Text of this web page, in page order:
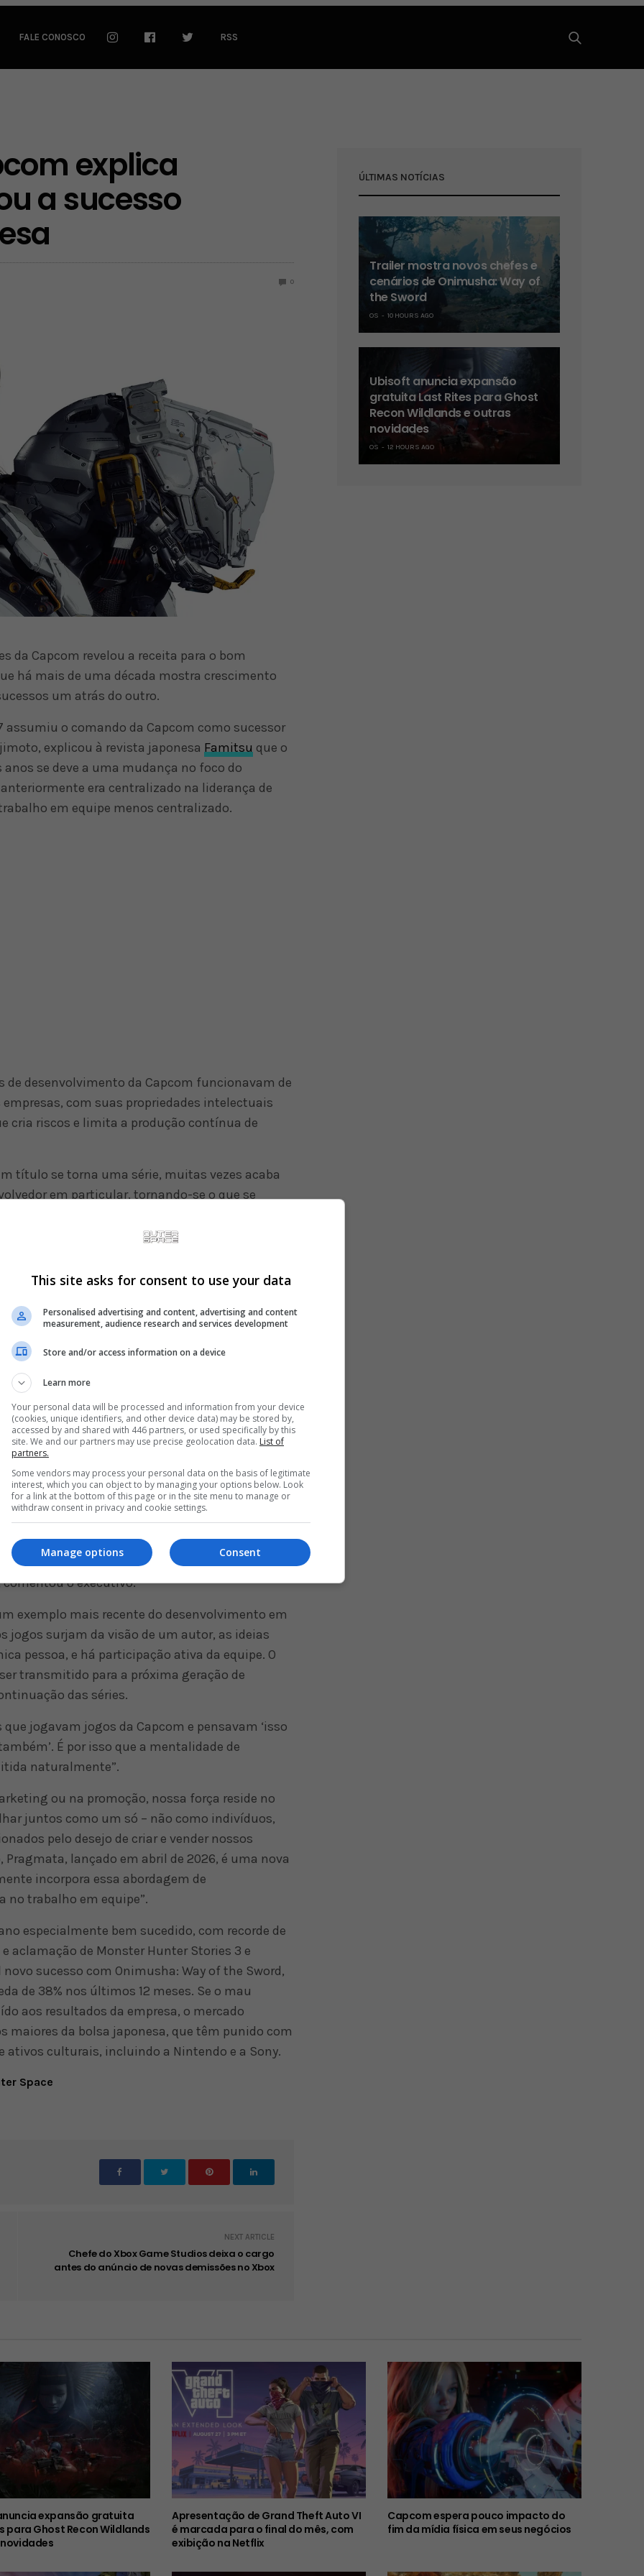
FALE CONOSCO RSS
explica
a sucesso
0
da Capcom revelou a receita para o bom
há mais de uma década mostra crescimento
um atrás do outro.
assumiu o comando da Capcom como sucessor
explicou à revista japonesa Famitsu que o
se deve a uma mudança no foco do
era centralizado na liderança de
em equipe menos centralizado.
de desenvolvimento da Capcom funcionavam de
com suas propriedades intelectuais
cria riscos e limita a produção contínua de
título se torna uma série, muitas vezes acaba
em particular, tornando-se o que se
Tsujimoto. “Se essa pessoa não fizer um
A direção da série fica atrelada às ideias de um
para privilegiar o enriquecimento do
um catalizador importante: o início da
na bolsa de valores de Tóquio em 2000.
centrais por trás de cada franquia e, por fim,
essa abordagem”, explicou Tsujimoto. “O
a ideia de que cada título deveria ser
uma empresa mais atraente para
que havia o risco de queda nas vendas dos
que coincidiu com a geração do
as vendas caíssem temporariamente como
de desenvolvimento de jogos em equipe, a
o executivo.
exemplo mais recente do desenvolvimento em
jogos surjam da visão de um autor, as ideias
pessoa, e há participação ativa da equipe. O
transmitido para a próxima geração de
das séries.
jogavam jogos da Capcom e pensavam ‘isso
É por isso que a mentalidade de
naturalmente”.
ou na promoção, nossa força reside no
juntos como um só – não como indivíduos,
pelo desejo de criar e vender nossos
Pragmata, lançado em abril de 2026, é uma nova
incorpora essa abordagem de
no trabalho em equipe”.
especialmente bem sucedido, com recorde de
aclamação de Monster Hunter Stories 3 e
sucesso com Onimusha: Way of the Sword,
de 38% nos últimos 12 meses. Se o mau
aos resultados da empresa, o mercado
maiores da bolsa japonesa, que têm punido com
ativos culturais, incluindo a Nintendo e a Sony.
Space
NEXT ARTICLE
Chefe do Xbox Game Studios deixa o cargo
antes do anúncio de novas demissões no Xbox
ÚLTIMAS NOTÍCIAS
Trailer mostra novos chefes e
cenários de Onimusha: Way of
the Sword
OS 10 HOURS AGO
Ubisoft anuncia expansão
gratuita Last Rites para Ghost
Recon Wildlands e outras
novidades
OS 12 HOURS AGO
expansão gratuita
para Ghost Recon Wildlands
Apresentação de Grand Theft Auto VI
é marcada para o final do mês, com
exibição na Netflix
Capcom espera pouco impacto do
fim da mídia física em seus negócios
This site asks for consent to use your data
Personalised advertising and content, advertising and content
measurement, audience research and services development
Store and/or access information on a device
Learn more
Your personal data will be processed and information from your device
(cookies, unique identifiers, and other device data) may be stored by,
accessed by and shared with 446 partners, or used specifically by this
site. We and our partners may use precise geolocation data. List of
partners.
Some vendors may process your personal data on the basis of legitimate
interest, which you can object to by managing your options below. Look
for a link at the bottom of this page or in the site menu to manage or
withdraw consent in privacy and cookie settings.
Consent
Manage options